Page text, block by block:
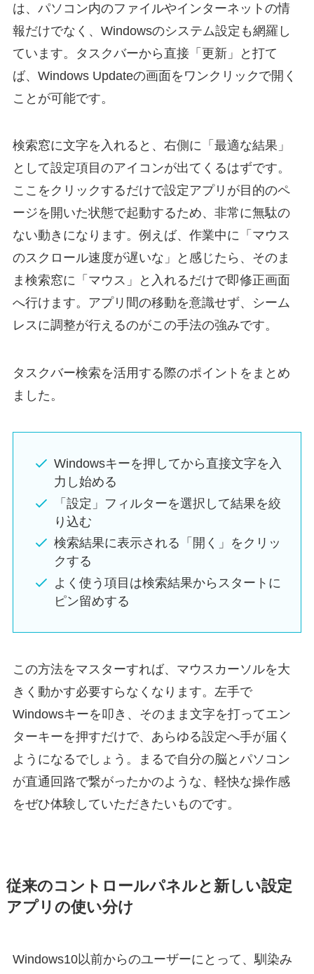
は、パソコン内のファイルやインターネットの情
報だけでなく、Windowsのシステム設定も網羅し
ています。タスクバーから直接「更新」と打て
ば、Windows Updateの画面をワンクリックで開く
ことが可能です。
検索窓に文字を入れると、右側に「最適な結果」
として設定項目のアイコンが出てくるはずです。
ここをクリックするだけで設定アプリが目的のペ
ージを開いた状態で起動するため、非常に無駄の
ない動きになります。例えば、作業中に「マウス
のスクロール速度が遅いな」と感じたら、そのま
ま検索窓に「マウス」と入れるだけで即修正画面
へ行けます。アプリ間の移動を意識せず、シーム
レスに調整が行えるのがこの手法の強みです。
タスクバー検索を活用する際のポイントをまとめ
ました。
Windowsキーを押してから直接文字を入
力し始める
「設定」フィルターを選択して結果を絞
り込む
検索結果に表示される「開く」をクリッ
クする
よく使う項目は検索結果からスタートに
ピン留めする
この方法をマスターすれば、マウスカーソルを大
きく動かす必要すらなくなります。左手で
Windowsキーを叩き、そのまま文字を打ってエン
ターキーを押すだけで、あらゆる設定へ手が届く
ようになるでしょう。まるで自分の脳とパソコン
が直通回路で繋がったかのような、軽快な操作感
をぜひ体験していただきたいものです。
従来のコントロールパネルと新しい設定
アプリの使い分け
Windows10以前からのユーザーにとって、馴染み